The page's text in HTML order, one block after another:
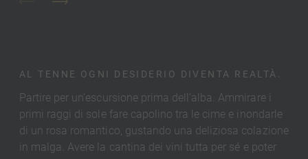
AL TENNE OGNI DESIDERIO DIVENTA REALTÀ.
Partire per un’escursione prima dell’alba. Ammirare i
primi raggi di sole fare capolino tra le cime e inondarle
di un rosa romantico, gustando una deliziosa colazione
in malga. Avere la cantina dei vini tutta per sé e poter